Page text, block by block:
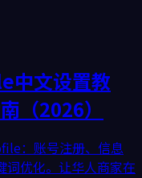
中文设置教
（2026）
：账号注册、信息
词优化。让华人商家在